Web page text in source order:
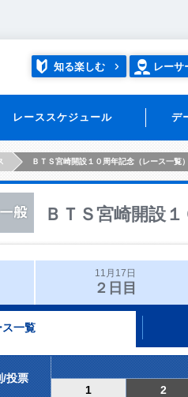
知る楽しむ レーサ
レーススケジュール デ
ＢＴＳ宮崎開設１０周年記念（レース一覧
ＢＴＳ宮崎開設
11月17日
２日目
ス一覧
/投票
1
2